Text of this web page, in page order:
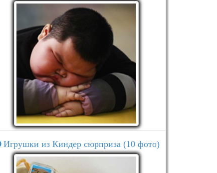
Игрушки из Киндер сюрприза (10 фото)